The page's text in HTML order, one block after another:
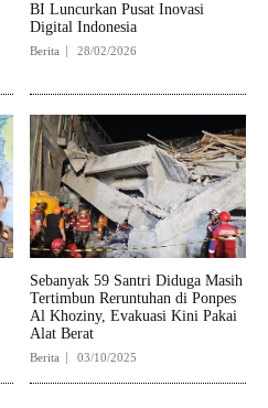
BI Luncurkan Pusat Inovasi
Digital Indonesia
Berita 28/02/2026
Sebanyak 59 Santri Diduga Masih
Tertimbun Reruntuhan di Ponpes
Al Khoziny, Evakuasi Kini Pakai
Alat Berat
Berita 03/10/2025